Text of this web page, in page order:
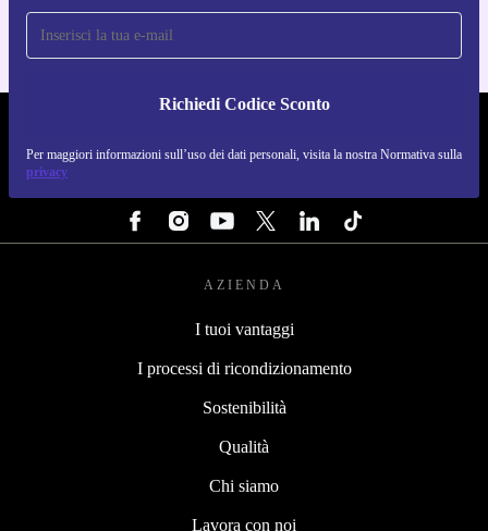
Richiedi Codice Sconto
Per maggiori informazioni sull’uso dei dati personali, visita la nostra Normativa sulla
privacy
AZIENDA
I tuoi vantaggi
I processi di ricondizionamento
Sostenibilità
Qualità
Chi siamo
Lavora con noi